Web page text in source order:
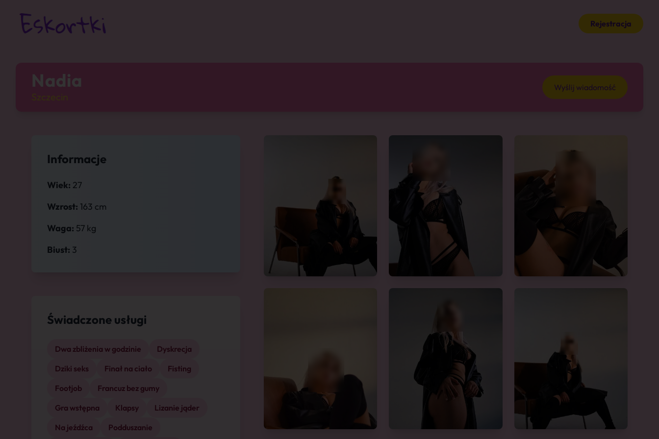
Rejestracja
Nadia Wyślij wiadomość
Informacje
Wiek: 27
Wzrost: 163 cm
Waga: 57 kg
Biust: 3
Świadczone usługi
Dwa zbliżenia w godzinie
Dyskrecja
Dziki seks
Finał na ciało
Fisting
Footjob
Francuz bez gumy
Gra wstępna
Klapsy
Lizanie jąder
Na jeźdźca
Podduszanie